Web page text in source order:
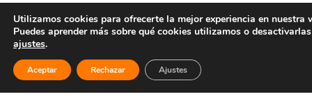
CONTÁCTANOS
Teléfono: 96 252 52 20
Correo: info@circuitricardotormo.com
Utilizamos cookies para ofrecerte la mejor experiencia en nuestra
Puedes aprender más sobre qué cookies utilizamos o
ajustes.
Aceptar Rechazar Ajustes